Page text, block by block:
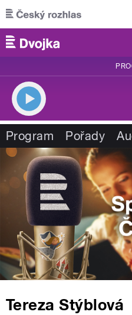
Přejít k hlavnímu obsahu
Program Pořady
Tereza Stýblová